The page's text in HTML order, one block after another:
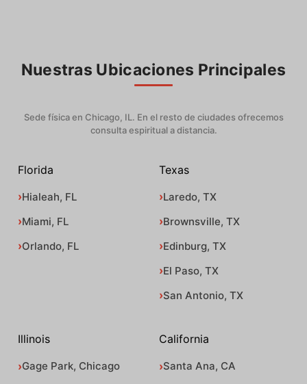
Nuestras Ubicaciones Principales
Sede física en Chicago, IL. En el resto de ciudades ofrecemos
consulta espiritual a distancia.
Florida
Hialeah, FL
Miami, FL
Orlando, FL
Texas
Laredo, TX
Brownsville, TX
Edinburg, TX
El Paso, TX
San Antonio, TX
Illinois
Gage Park, Chicago
California
Santa Ana, CA